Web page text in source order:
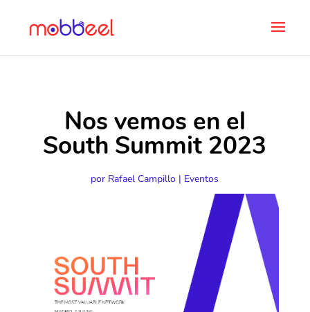
Nos vemos en el
South Summit 2023
por Rafael Campillo | Eventos